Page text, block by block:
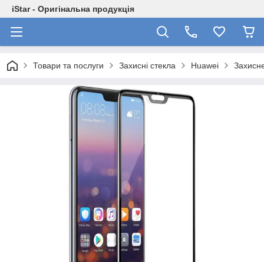
iStar - Оригінальна продукція
Товари та послуги Захисні стекла Huawei